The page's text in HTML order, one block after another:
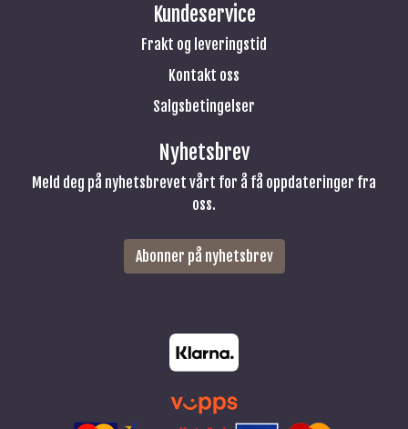
Kundeservice
Frakt og leveringstid
Kontakt oss
Salgsbetingelser
Nyhetsbrev
Meld deg på nyhetsbrevet vårt for å få oppdateringer fra
oss.
Abonner på nyhetsbrev